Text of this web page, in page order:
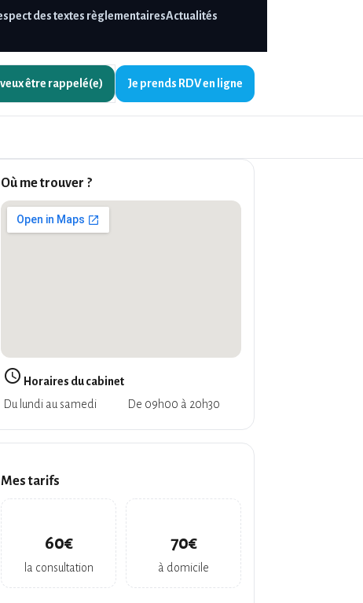
des textes règlementairesActualités
veux être rappelé(e) Je prends RDV en ligne
Où me trouver ?
query_builder Horaires du cabinet
Du lundi au samedi
De 09h00 à 20h30
Mes tarifs
60€
la consultation
70€
à domicile